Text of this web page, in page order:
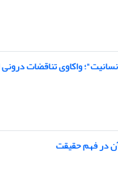
واکاوی تناقضات
در فهم حقیقت